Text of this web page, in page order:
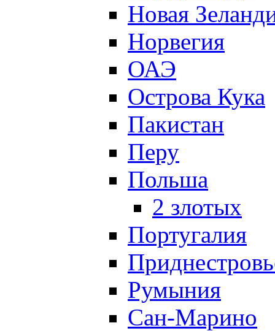
Новая
Норвегия
ОАЭ
Острова Кука
Пакистан
Перу
Польша
2 злотых
Португалия
Румыния
Сан-Марино